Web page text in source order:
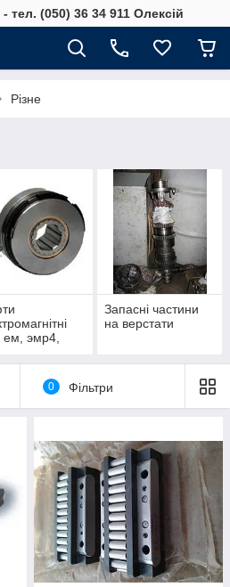
(050) 36 34 911 Олексій
Різне
ем, эмр4,
Запасні частини
на верстати
0 Фільтри